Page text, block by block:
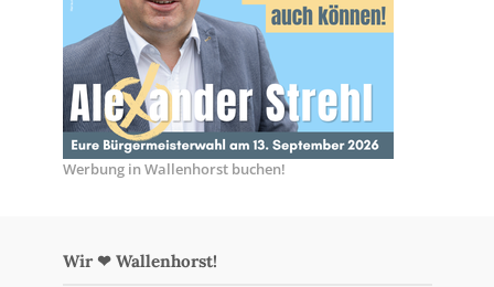
Werbung in Wallenhorst buchen!
Wir ❤ Wallenhorst!